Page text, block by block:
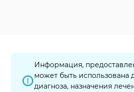
Информация,
может быть использована
диагноза, назначения